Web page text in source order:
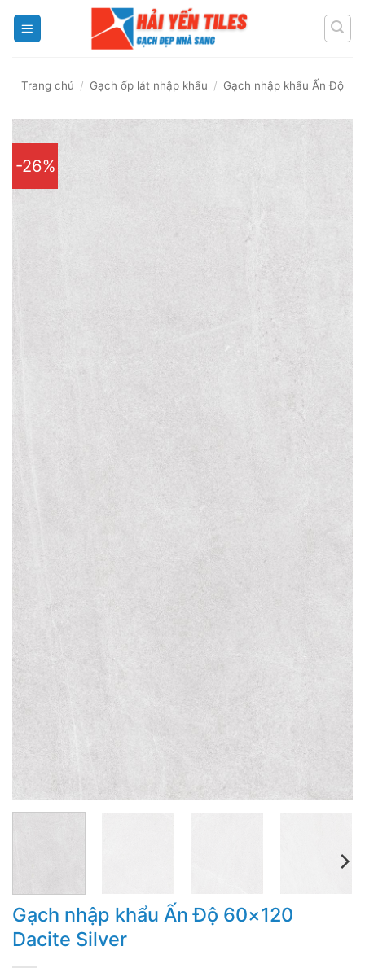
Trang chủ / Gạch ốp lát nhập khẩu / Gạch nhập khẩu Ấn Độ
-26%
Gạch nhập khẩu Ấn Độ 60×120
Dacite Silver